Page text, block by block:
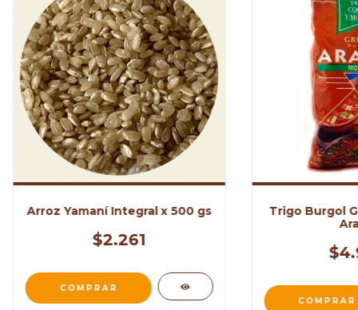
Arroz Yamaní Integral x 500 gs
$2.261
Trigo Burgol